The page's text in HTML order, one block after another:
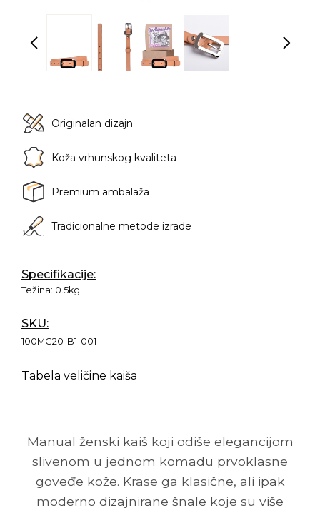
Originalan dizajn
Koža vrhunskog kvaliteta
Premium ambalaža
Tradicionalne metode izrade
Specifikacije:
Težina: 0.5kg
SKU:
100MG20-B1-001
Tabela veličine kaiša
Manual ženski kaiš koji odiše elegancijom
slivenom u jednom komadu prvoklasne
goveđe kože. Krase ga klasične, ali ipak
moderno dizajnirane šnale koje su više